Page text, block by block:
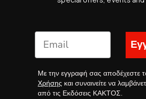
Με την εγγραφή σας αποδέχεστε
Χρήσης και συναινείτε να
από τις Εκδόσεις ΚΑΚΤΟΣ.